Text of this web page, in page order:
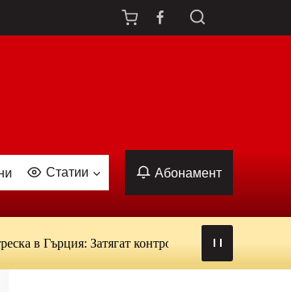
Статии Абонамент
в Гърция: Затягат контрола над кръводаряването